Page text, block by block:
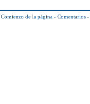
Comienzo de la página - Comentarios -